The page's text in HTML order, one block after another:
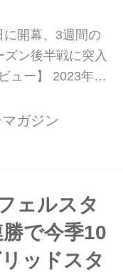
開幕、3週間の
ン後半戦に突入
ュー】 2023年8
近郊のザントフ
で開幕する。3
はどんなグラン
よう。 各チーム
...
ガジン
ェルスタ
で今季10
ッドスタ